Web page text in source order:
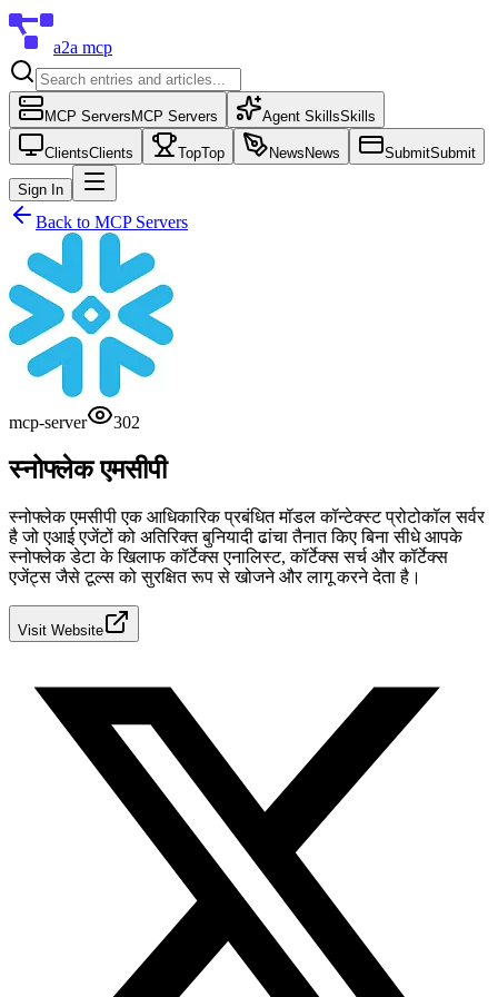
a2a mcp
MCP Servers MCP Servers Agent SkillsSkills
ClientsClients TopTop News News SubmitSubmit
Sign In
Back to MCP Servers
mcp-server 302
स्नोफ्लेक एमसीपी
स्नोफ्लेक एमसीपी एक आधिकारिक प्रबंधित मॉडल कॉन्टेक्स्ट प्रोटोकॉल सर्वर
है जो एआई एजेंटों को अतिरिक्त बुनियादी ढांचा तैनात किए बिना सीधे आपके
स्नोफ्लेक डेटा के खिलाफ कॉर्टेक्स एनालिस्ट, कॉर्टेक्स सर्च और कॉर्टेक्स
एजेंट्स जैसे टूल्स को सुरक्षित रूप से खोजने और लागू करने देता है।
Visit Website